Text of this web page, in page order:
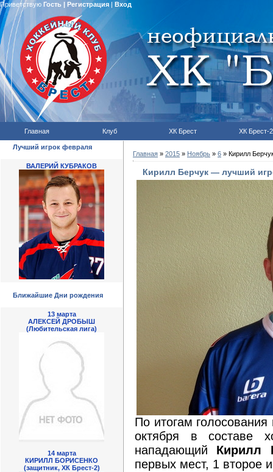
Приветствую Гость | Регистрация| Вход
Главная Клуб ХК Брест ХК Брест-2
Лучший игрок февраля
ВАЛЕРИЙ КУБРАКОВ
Ближайшие Дни рождения
13 марта
АЛЕКСЕЙ ДРОБЫШ
(Любительская лига)
14 марта
КИРИЛЛ БОРИСЕНКО
(защитник, ХК Брест-2)
Главная » 2015 » Ноябрь » 6 » Кирилл
Кирилл Берчук — лучший
По итогам
октября в составе
нападающий Кирилл
первых мест, 1 второе